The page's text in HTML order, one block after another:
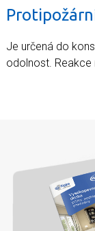
Je určená do
odolnost. Reakce